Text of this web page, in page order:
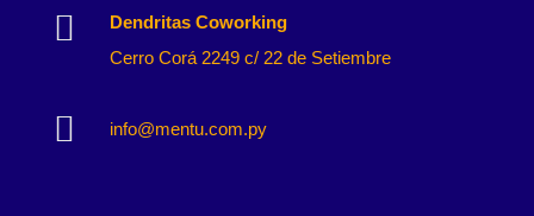

Dendritas Coworking
Cerro Corá 2249 c/ 22 de Setiembre
 info@mentu.com.py